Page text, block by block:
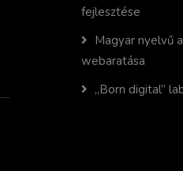
fejlesztése
Magyar nyelvű
webaratása
„Born digital”